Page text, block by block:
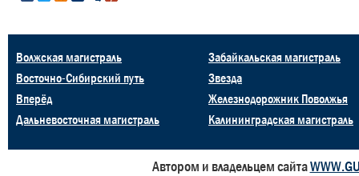
Волжская магистраль
Восточно-Сибирский путь
Вперёд
Дальневосточная магистраль
Забайкальская магистраль
Звезда
Железнодорожник Поволжья
Калининградская магистраль
Автором и владельцем сайта